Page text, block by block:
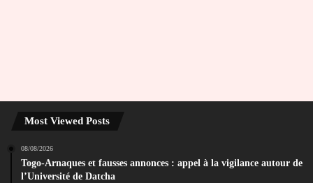
Most Viewed Posts
08/08/2026
Togo-Arnaques et fausses annonces : appel à la vigilance autour de
l’Université de Datcha